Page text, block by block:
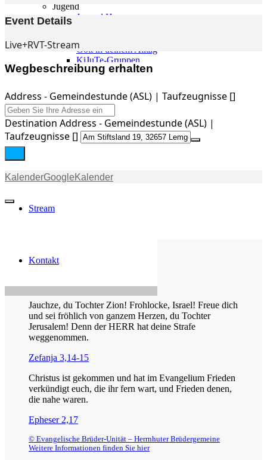
Jugend
Jugend Home
Gott in deinem Alltag
KiJuTe-Gruppen
Freizeiten 2026
Junge Erwachsene
Junge Erwachsene
Gemeinde Hameln
MBG Hameln
Stream
Kontakt
Event Details
Live+RVT-Stream
Wegbeschreibung erhalten
Address - Gemeindestunde (ASL) | Taufzeugnisse []
Destination Address - Gemeindestunde (ASL) |
Taufzeugnisse []
KalenderGoogleKalender
Jauchze, du Tochter Zion! Frohlocke, Israel! Freue dich
und sei fröhlich von ganzem Herzen, du Tochter
Jerusalem! Denn der HERR hat deine Strafe
weggenommen.
Zefanja 3,14-15
Christus ist gekommen und hat im Evangelium Frieden
verkündigt euch, die ihr fern wart, und Frieden denen,
die nahe waren.
Epheser 2,17
© Evangelische Brüder-Unität – Herrnhuter Brüdergemeine
Weitere Informationen finden Sie hier